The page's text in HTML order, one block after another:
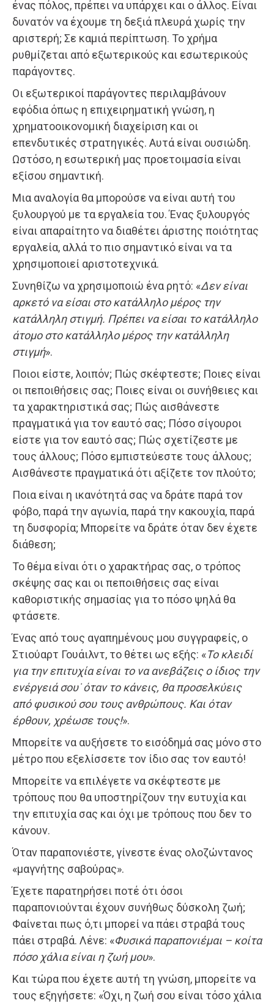
ένας πόλος, πρέπει να υπάρχει και ο άλλος. Είναι
δυνατόν να έχουμε τη δεξιά πλευρά χωρίς την
αριστερή; Σε καμιά περίπτωση. Το χρήμα
ρυθμίζεται από εξωτερικούς και εσωτερικούς
παράγοντες.
Οι εξωτερικοί παράγοντες περιλαμβάνουν
εφόδια όπως η επιχειρηματική γνώση, η
χρηματοοικονομική διαχείριση και οι
επενδυτικές στρατηγικές. Αυτά είναι ουσιώδη.
Ωστόσο, η εσωτερική μας προετοιμασία είναι
εξίσου σημαντική.
Μια αναλογία θα μπορούσε να είναι αυτή του
ξυλουργού με τα εργαλεία του. Ένας ξυλουργός
είναι απαραίτητο να διαθέτει άριστης ποιότητας
εργαλεία, αλλά το πιο σημαντικό είναι να τα
χρησιμοποιεί αριστοτεχνικά.
Συνηθίζω να χρησιμοποιώ ένα ρητό: «Δεν είναι
αρκετό να είσαι στο κατάλληλο μέρος την
κατάλληλη στιγμή. Πρέπει να είσαι το κατάλληλο
άτομο στο κατάλληλο μέρος την κατάλληλη
στιγμή».
Ποιοι είστε, λοιπόν; Πώς σκέφτεστε; Ποιες είναι
οι πεποιθήσεις σας; Ποιες είναι οι συνήθειες και
τα χαρακτηριστικά σας; Πώς αισθάνεστε
πραγματικά για τον εαυτό σας; Πόσο σίγουροι
είστε για τον εαυτό σας; Πώς σχετίζεστε με
τους άλλους; Πόσο εμπιστεύεστε τους άλλους;
Αισθάνεστε πραγματικά ότι αξίζετε τον πλούτο;
Ποια είναι η ικανότητά σας να δράτε παρά τον
φόβο, παρά την αγωνία, παρά την κακουχία, παρά
τη δυσφορία; Μπορείτε να δράτε όταν δεν έχετε
διάθεση;
Το θέμα είναι ότι ο χαρακτήρας σας, ο τρόπος
σκέψης σας και οι πεποιθήσεις σας είναι
καθοριστικής σημασίας για το πόσο ψηλά θα
φτάσετε.
Ένας από τους αγαπημένους μου συγγραφείς, ο
Στιούαρτ Γουάιλντ, το θέτει ως εξής: «Το κλειδί
για την επιτυχία είναι το να ανεβάζεις ο ίδιος την
ενέργειά σου˙ όταν το κάνεις, θα προσελκύεις
από φυσικού σου τους ανθρώπους. Και όταν
έρθουν, χρέωσε τους!».
Μπορείτε να αυξήσετε το εισόδημά σας μόνο στο
μέτρο που εξελίσσετε τον ίδιο σας τον εαυτό!
Μπορείτε να επιλέγετε να σκέφτεστε με
τρόπους που θα υποστηρίζουν την ευτυχία και
την επιτυχία σας και όχι με τρόπους που δεν το
κάνουν.
Όταν παραπονιέστε, γίνεστε ένας ολοζώντανος
«μαγνήτης σαβούρας».
Έχετε παρατηρήσει ποτέ ότι όσοι
παραπονιούνται έχουν συνήθως δύσκολη ζωή;
Φαίνεται πως ό,τι μπορεί να πάει στραβά τους
πάει στραβά. Λένε: «Φυσικά παραπονιέμαι – κοίτα
πόσο χάλια είναι η ζωή μου».
Και τώρα που έχετε αυτή τη γνώση, μπορείτε να
τους εξηγήσετε: «Όχι, η ζωή σου είναι τόσο χάλια